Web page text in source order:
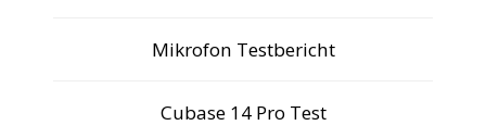
Mikrofon Testbericht
Cubase 14 Pro Test